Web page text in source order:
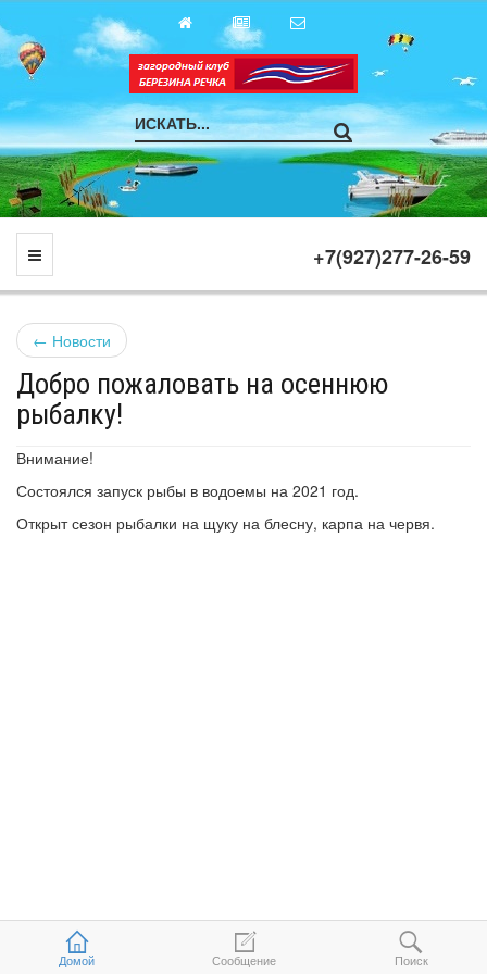
+7(927)277-26-59
Toggle Navigation
← Новости
Добро пожаловать на осеннюю
рыбалку!
Внимание!
Состоялся запуск рыбы в водоемы на 2021 год.
Открыт сезон рыбалки на щуку на блесну, карпа на червя.
Домой Сообщение Поиск